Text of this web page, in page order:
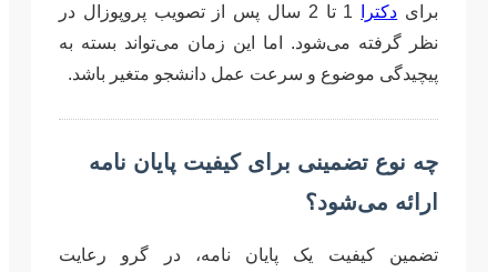
برای دکترا
1 تا 2 سال پس از تصویب پروپوزال در
نظر گرفته می‌شود. اما این زمان می‌تواند بسته به
پیچیدگی موضوع و سرعت عمل دانشجو متغیر باشد.
چه نوع تضمینی برای کیفیت پایان نامه
ارائه می‌شود؟
تضمین کیفیت یک پایان نامه، در گرو رعایت